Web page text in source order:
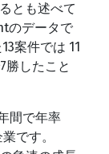
とも述べて
のデータで
案件では 11
勝したこと
間で年率
です。